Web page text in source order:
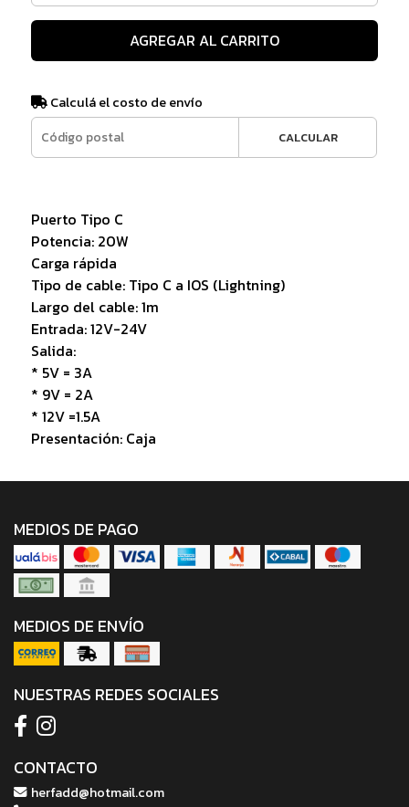
AGREGAR AL CARRITO
Calculá el costo de envío
CALCULAR
Puerto Tipo C
Potencia: 20W
Carga rápida
Tipo de cable: Tipo C a IOS (Lightning)
Largo del cable: 1m
Entrada: 12V-24V
Salida:
* 5V = 3A
* 9V = 2A
* 12V =1.5A
Presentación: Caja
MEDIOS DE PAGO
MEDIOS DE ENVÍO
NUESTRAS REDES SOCIALES
CONTACTO
herfadd@hotmail.com